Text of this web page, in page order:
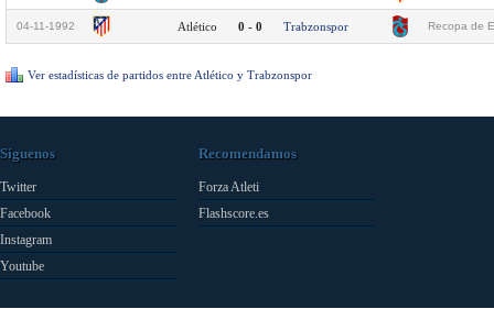
04-11-1992 Atlético 0 - 0 Trabzonspor Recopa de
Ver estadísticas de partidos entre Atlético y Trabzonspor
Síguenos
Twitter
Facebook
Instagram
Youtube
Recomendamos
Forza Atleti
Flashscore.es